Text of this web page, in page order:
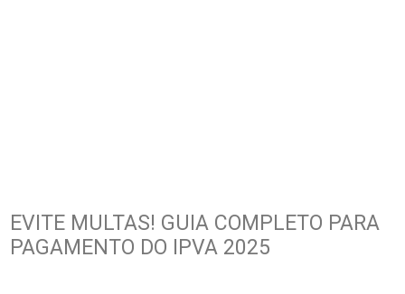
EVITE MULTAS! GUIA COMPLETO PARA
PAGAMENTO DO IPVA 2025